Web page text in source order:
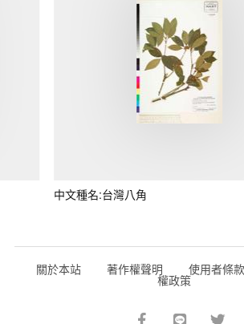
中文種名:台灣八角
關於本站 著作權聲明 使用者條
權政策